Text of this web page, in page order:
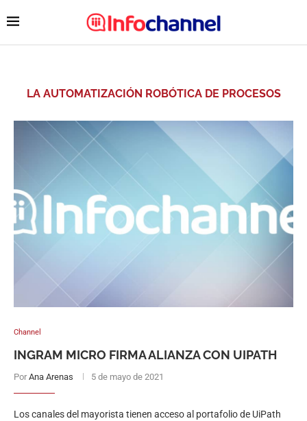
LA AUTOMATIZACIÓN ROBÓTICA DE PROCESOS
Channel
INGRAM MICRO FIRMA ALIANZA CON UIPATH
Por Ana Arenas 5 de mayo de 2021
Los canales del mayorista tienen acceso al portafolio de UiPath